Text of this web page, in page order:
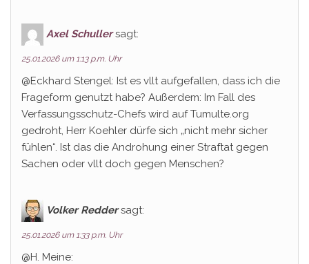
Axel Schuller sagt:
25.01.2026 um 1:13 p.m. Uhr
@Eckhard Stengel: Ist es vllt aufgefallen, dass ich die
Frageform genutzt habe? Außerdem: Im Fall des
Verfassungsschutz-Chefs wird auf Tumulte.org
gedroht, Herr Koehler dürfe sich „nicht mehr sicher
fühlen“. Ist das die Androhung einer Straftat gegen
Sachen oder vllt doch gegen Menschen?
Volker Redder sagt:
25.01.2026 um 1:33 p.m. Uhr
@H. Meine: